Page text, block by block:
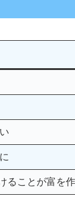
ることが富を作